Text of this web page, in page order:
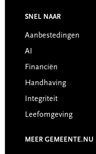
Footer
SNEL NAAR
Aanbestedingen
AI
Financiën
Handhaving
Integriteit
Leefomgeving
MEER GEMEENTE.NU